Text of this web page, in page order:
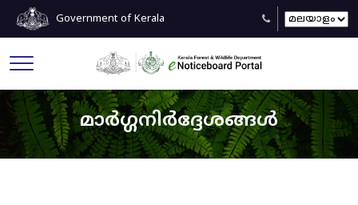
Government of Kerala
മാർഗ്ഗനിർദ്ദേശങ്ങൾ